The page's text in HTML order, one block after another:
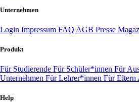
Unternehmen
Login Impressum FAQ AGB Presse
Produkt
Für Studierende Für Schüler*innen Für
Unternehmen Für Lehrer*innen Für Eltern
Help